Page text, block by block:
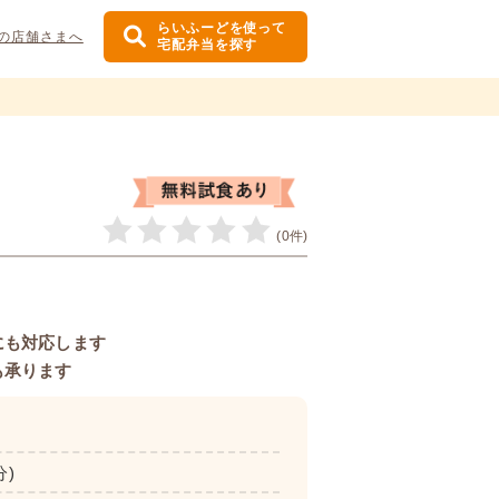
店舗さまへ
らいふーどを使って
宅配弁当を探す
(0件)
対応します
ります
)